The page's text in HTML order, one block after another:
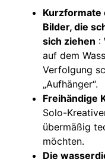
Kurzformate
Bilder, die
sich ziehen :
auf dem
Verfolgung
„Aufhänger“.
Freihändige
Solo-
übermäßig
möchten.
Die